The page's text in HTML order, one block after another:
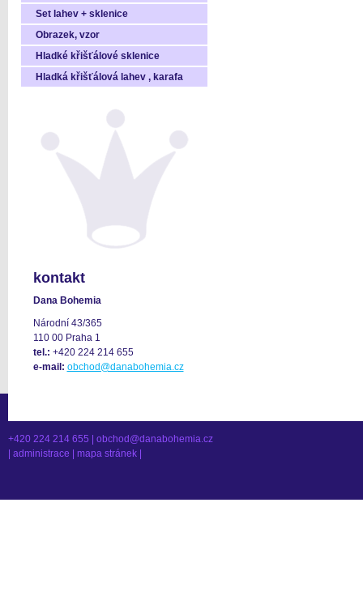
Set lahev + sklenice
Obrazek, vzor
Hladké křišťálové sklenice
Hladká křišťálová lahev , karafa
kontakt
Dana Bohemia
Národní 43/365
110 00 Praha 1
tel.: +420 224 214 655
e-mail: obchod@danabohemia.cz
+420 224 214 655 | obchod@danabohemia.cz
administrace mapa stránek|